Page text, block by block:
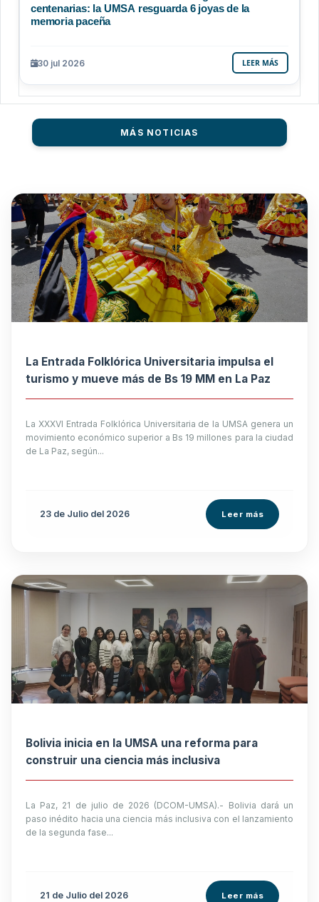
centenarias: la UMSA resguarda 6 joyas de la
memoria paceña
30 jul 2026 LEER MÁS
MÁS NOTICIAS
La Entrada Folklórica Universitaria impulsa el
turismo y mueve más de Bs 19 MM en La Paz
La XXXVI Entrada Folklórica Universitaria de la UMSA genera un
movimiento económico superior a Bs 19 millones para la ciudad
de La Paz, según...
23 de Julio del 2026 Leer más
Bolivia inicia en la UMSA una reforma para
construir una ciencia más inclusiva
La Paz, 21 de julio de 2026 (DCOM-UMSA).- Bolivia dará un
paso inédito hacia una ciencia más inclusiva con el lanzamiento
de la segunda fase...
21 de Julio del 2026 Leer más